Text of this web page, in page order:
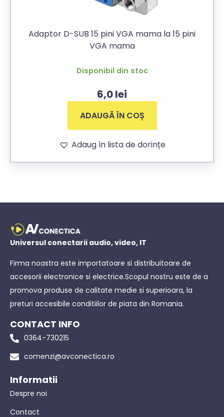
Adaptor D-SUB 15 pini VGA mama la 15 pini
VGA mama
Disponibil din stoc
6,0lei
ADAUGĂ ÎN COȘ
Adaug în lista de dorințe
Universul conectarii audio, video, IT
Firma noastra este importatoare si distribuitoare de
accesorii electronice si electrice.Scopul nostru este de a
promova produse de calitate medie si superioara, la
preturi accesibile conditiilor de piata din Romania.
CONTACT INFO
0364-730215
comenzi@avconectica.ro
Informatii
Despre noi
Contact